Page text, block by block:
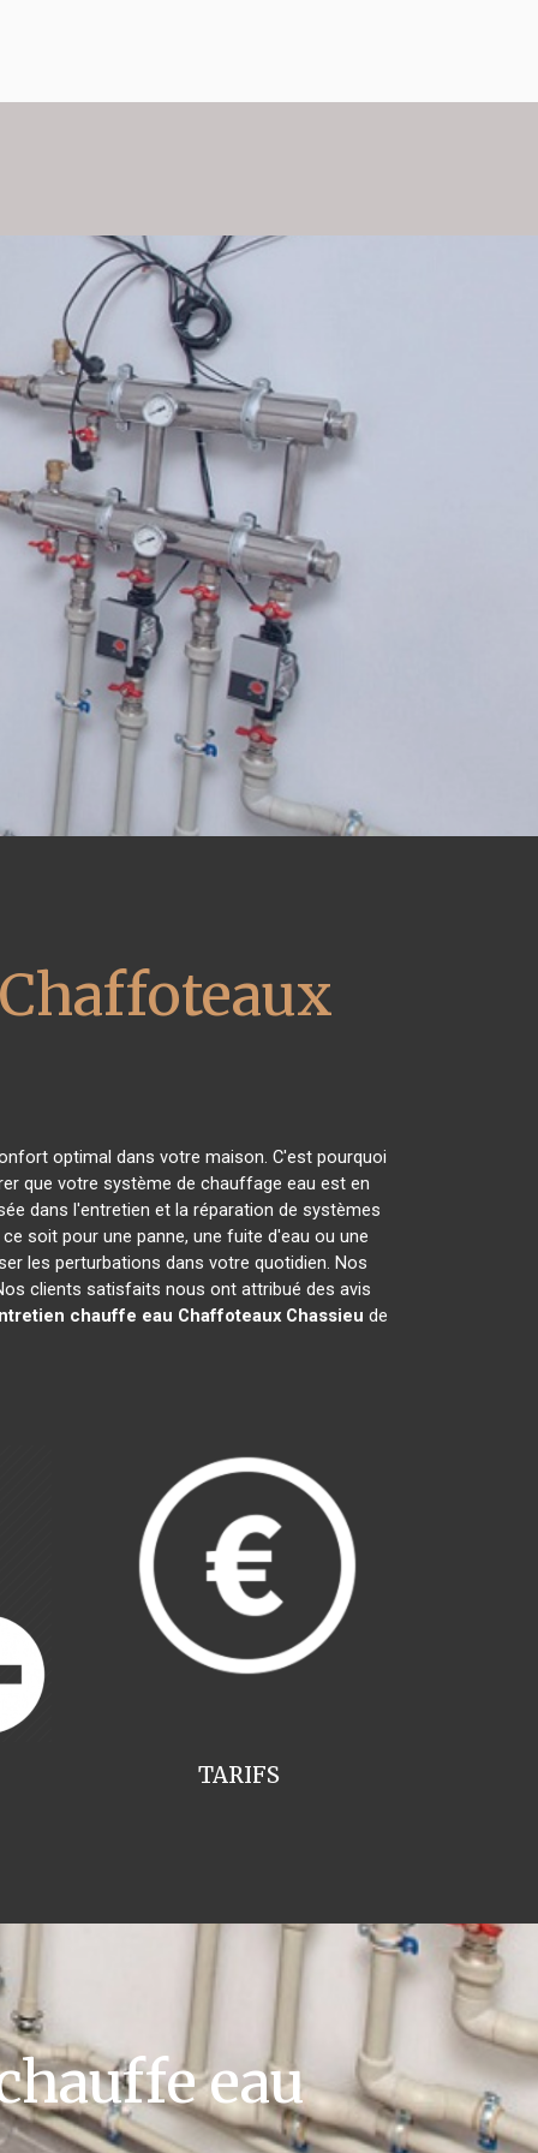
optimal dans votre maison. C'est pourquoi
que votre système de chauffage eau est en
dans l'entretien et la réparation de systèmes
soit pour une panne, une fuite d'eau ou une
les perturbations dans votre quotidien. Nos
clients satisfaits nous ont attribué des avis
chauffe eau Chaffoteaux Chassieu de
TARIFS
eau